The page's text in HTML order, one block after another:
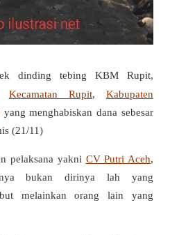
dinding tebing KBM Rupit,
Kecamatan Rupit,Kabupaten
yang menghabiskan dana sebesar
(21/11)
pelaksana yakni CV Putri Aceh,
bukan dirinya lah yang
melainkan orang lain yang